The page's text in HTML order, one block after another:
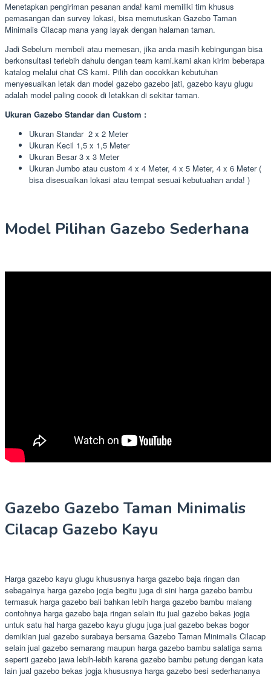
Menetapkan pengiriman pesanan anda! kami memiliki tim khusus
pemasangan dan survey lokasi, bisa memutuskan Gazebo Taman
Minimalis Cilacap mana yang layak dengan halaman taman.
Jadi Sebelum membeli atau memesan, jika anda masih kebingungan bisa
berkonsultasi terlebih dahulu dengan team kami.kami akan kirim beberapa
katalog melalui chat CS kami. Pilih dan cocokkan kebutuhan
menyesuaikan letak dan model gazebo gazebo jati, gazebo kayu glugu
adalah model paling cocok di letakkan di sekitar taman.
Ukuran Gazebo Standar dan Custom :
Ukuran Standar 2 x 2 Meter
Ukuran Kecil 1,5 x 1,5 Meter
Ukuran Besar 3 x 3 Meter
Ukuran Jumbo atau custom 4 x 4 Meter, 4 x 5 Meter, 4 x 6 Meter (
bisa disesuaikan lokasi atau tempat sesuai kebutuahan anda! )
Model Pilihan Gazebo Sederhana
Gazebo Gazebo Taman Minimalis
Cilacap Gazebo Kayu
Harga gazebo kayu glugu khususnya harga gazebo baja ringan dan
sebagainya harga gazebo jogja begitu juga di sini harga gazebo bambu
termasuk harga gazebo bali bahkan lebih harga gazebo bambu malang
contohnya harga gazebo baja ringan selain itu jual gazebo bekas jogja
untuk satu hal harga gazebo kayu glugu juga jual gazebo bekas bogor
demikian jual gazebo surabaya bersama Gazebo Taman Minimalis Cilacap
selain jual gazebo semarang maupun harga gazebo bambu salatiga sama
seperti gazebo jawa lebih-lebih karena gazebo bambu petung dengan kata
lain jual gazebo bekas jogja khususnya harga gazebo besi sederhananya